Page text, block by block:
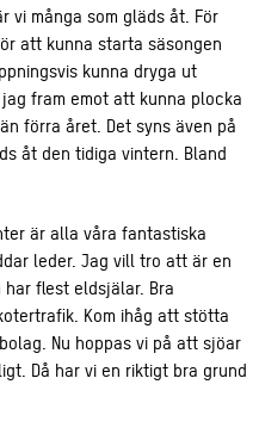
vi många som gläds åt. För
att kunna starta säsongen
kunna dryga ut
fram emot att kunna plocka
förra året. Det syns även på
åt den tidiga vintern. Bland
är alla våra fantastiska
leder. Jag vill tro att är en
har flest eldsjälar. Bra
Kom ihåg att stötta
Nu hoppas vi på att sjöar
Då har vi en riktigt bra grund